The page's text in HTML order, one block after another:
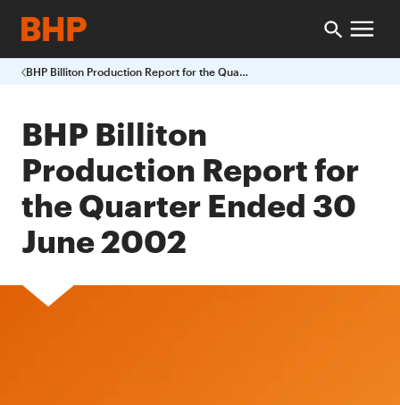
BHP Billiton Production Report for the Quarter Ended 30 June 2002
BHP Billiton
Production Report for
the Quarter Ended 30
June 2002